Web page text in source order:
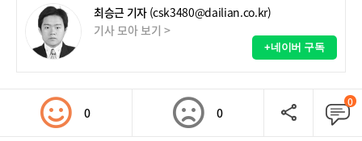
최승근 기자 (csk3480@dailian.co.kr)
기사 모아 보기 >
+네이버 구독
0 0
0